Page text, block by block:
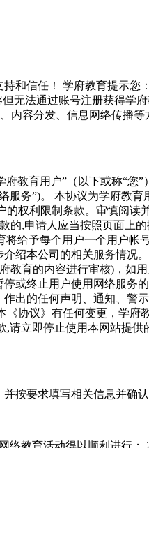
和信任！
学府教育提示您
无法通过账号注册获得学府
容分发、信息网络传播
教育用户”（以下或称“您”
服务”)。
本协议为学府教育
权利限制条款。审慎阅读
的,申请人应当按照页面上
将给予每个用户一个用户帐
绍本公司的相关服务情况
育的内容进行审核)，如
或终止用户使用网络服务
出的任何声明、通知、警
协议》有任何变更，学府
立即停止使用本网站提
按要求填写相关信息并确
络教育活动得以顺利进行；
提供远程教育服务，不得